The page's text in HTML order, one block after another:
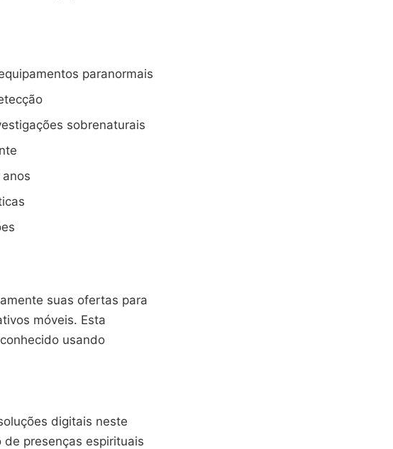
paranormais
sobrenaturais
suas ofertas para
móveis. Esta
usando
digitais neste
presenças espirituais